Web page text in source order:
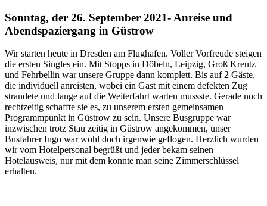
Sonntag, der 26. September 2021- Anreise und
Abendspaziergang in Güstrow
Wir starten heute in Dresden am Flughafen. Voller Vorfreude steigen
die ersten Singles ein. Mit Stopps in Döbeln, Leipzig, Groß Kreutz
und Fehrbellin war unsere Gruppe dann komplett. Bis auf 2 Gäste,
die individuell anreisten, wobei ein Gast mit einem defekten Zug
strandete und lange auf die Weiterfahrt warten mussste. Gerade noch
rechtzeitig schaffte sie es, zu unserem ersten gemeinsamen
Programmpunkt in Güstrow zu sein. Unsere Busgruppe war
inzwischen trotz Stau zeitig in Güstrow angekommen, unser
Busfahrer Ingo war wohl doch irgenwie geflogen. Herzlich wurden
wir vom Hotelpersonal begrüßt und jeder bekam seinen
Hotelausweis, nur mit dem konnte man seine Zimmerschlüssel
erhalten.